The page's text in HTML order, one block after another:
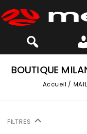
BOUTIQUE
Accueil /
FILTRES